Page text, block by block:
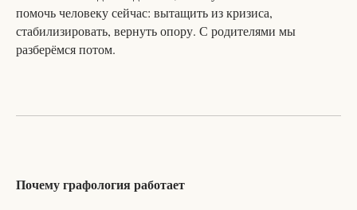
помочь человеку сейчас: вытащить из кризиса,
стабилизировать, вернуть опору. С родителями мы
разберёмся потом.
Почему графология работает